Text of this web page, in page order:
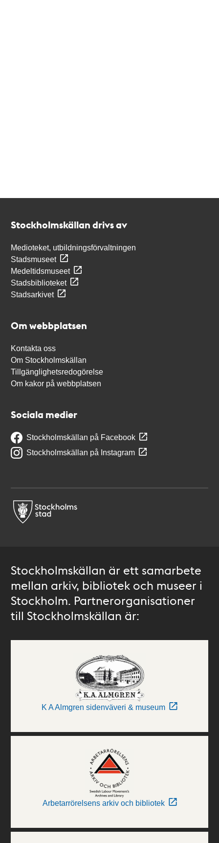
Stockholmskällan drivs av
Medioteket, utbildningsförvaltningen
Stadsmuseet
Medeltidsmuseet
Stadsbiblioteket
Stadsarkivet
Om webbplatsen
Kontakta oss
Om Stockholmskällan
Tillgänglighetsredogörelse
Om kakor på webbplatsen
Sociala medier
Stockholmskällan på Facebook
Stockholmskällan på Instagram
Stockholmskällan är ett samarbete
mellan arkiv, bibliotek och museer i
Stockholm. Partnerorganisationer
till Stockholmskällan är:
K A Almgren sidenväveri & museum
Arbetarrörelsens arkiv och bibliotek